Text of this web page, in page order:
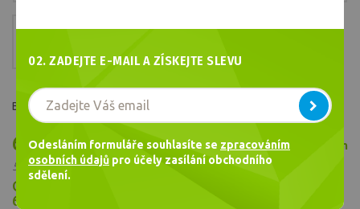
Barva č.2101
Skladem
640,55 Kč/ ks
529,38 Kč bez DPH
Cena celkem
640,55
02. ZADEJTE E-MAIL A ZÍSKEJTE SLEVU
Odesláním formuláře souhlasíte se zpracováním
osobních údajů pro účely zasílání obchodního
sdělení.